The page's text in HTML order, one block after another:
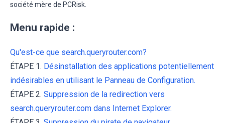
société mère de PCRisk.
Menu rapide :
Qu'est-ce que search.queryrouter.com?
ÉTAPE 1. Désinstallation des applications potentiellement
indésirables en utilisant le Panneau de Configuration.
ÉTAPE 2. Suppression de la redirection vers
search.queryrouter.com dans Internet Explorer.